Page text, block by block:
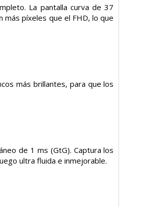
La pantalla curva de 37
más píxeles que el FHD, lo que
más brillantes, para que los
de 1 ms (GtG). Captura los
ultra fluida e inmejorable.